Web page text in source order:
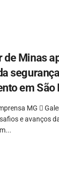
de Minas
em São
MG 
e avanços